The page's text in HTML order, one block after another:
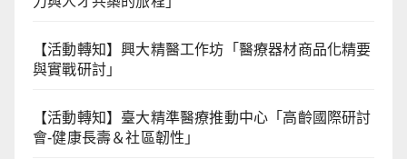
【活動轉知】興大精醫工作坊「醫療器材商品化精要
與實戰研討」
【活動轉知】臺大精準醫療推動中心「高齡國際研討
會-健康長壽＆社區韌性」